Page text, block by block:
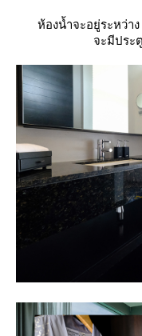
ห้องน้ำจะอยู่ระหว่า
จะมีประ